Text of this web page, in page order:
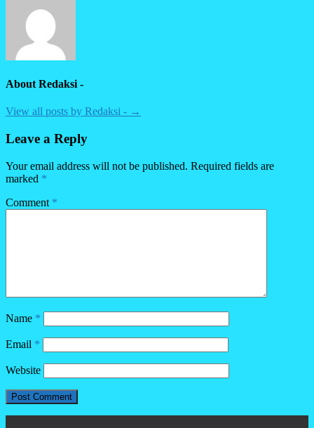
About Redaksi -
View all posts by Redaksi - →
Leave a Reply
Your email address will not be published. Required fields are
marked *
Comment *
Name *
Email *
Website